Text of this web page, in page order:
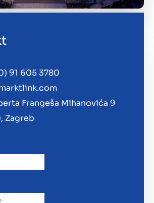
91 605 3780
Frangeša Mihanovića 9
Zagreb